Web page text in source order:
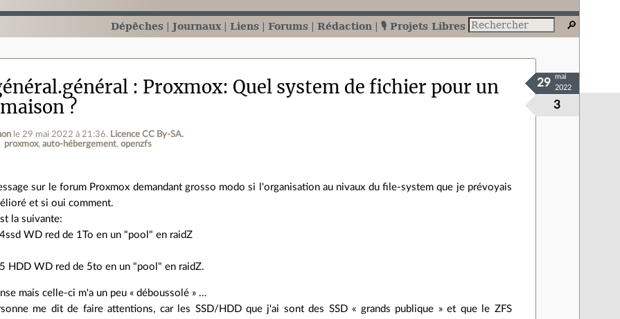
Dépêches Journaux Liens Forums Rédaction 🎙️ Projets Libres
Proxmox: Quel system de fichier pour un
?
le 29 mai 2022 à 21:36. Licence CC By‑SA.
proxmox auto-hébergement openzfs
3
29
mai
2022
sur le forum Proxmox demandant grosso modo si l'organisation au nivaux du file-system que je prévoyais
et si oui comment.
la suivante:
WD red de 1To en un "pool" en raidZ
HDD WD red de 5to en un "pool" en raidZ.
mais celle-ci m'a un peu « déboussolé » …
me dit de faire attentions, car les SSD/HDD que j'ai sont des SSD « grands publique » et que le ZFS